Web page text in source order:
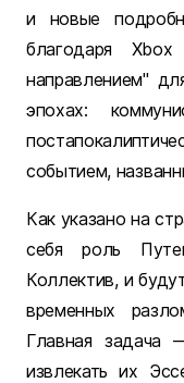
и новые
благодаря
направлением"
эпохах:
событием,
Как указано на
себя роль
Коллектив, и
временных
Главная
извлекать их